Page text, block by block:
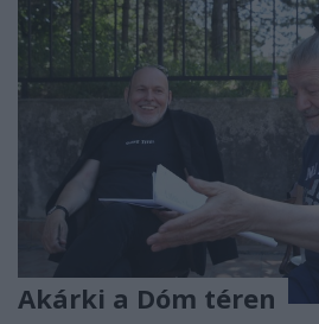
Akárki a Dóm téren